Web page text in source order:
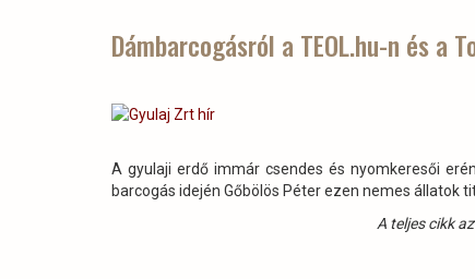
dámtrófea
Hazai
Dámbarcogásról a TEOL.hu-n és a
A gyulaji erdő immár csendes és nyomkeresői
barcogás idején Gőbölös Péter ezen nemes
A teljes cikk